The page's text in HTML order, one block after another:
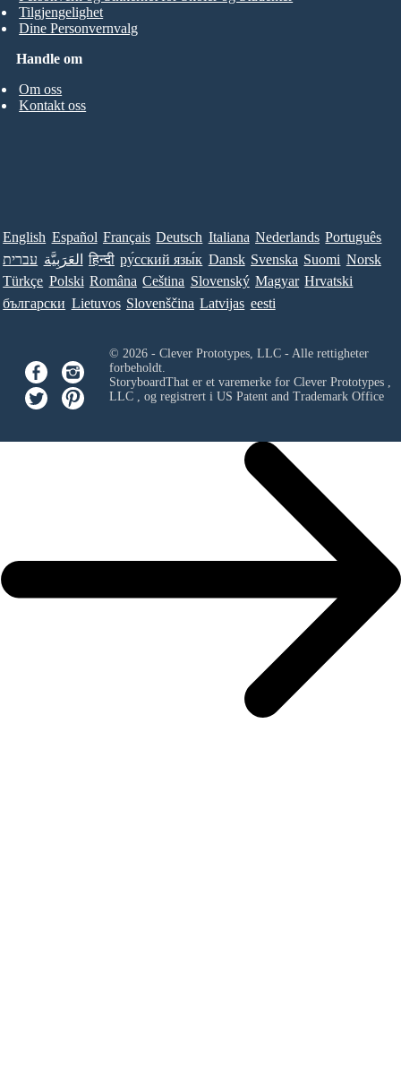
Handle om
Om oss
Kontakt oss
Tilgjengelighet
Dine Personvernvalg
English Español Français Deutsch Italiana Nederlands Português
עברית العَرَبِيَّة हिन्दी ру́сский язы́к Dansk Svenska Suomi Norsk
Türkçe Polski Româna Ceština Slovenský Magyar Hrvatski
български Lietuvos Slovenščina Latvijas eesti
© 2026 - Clever Prototypes, LLC - Alle rettigheter
forbeholdt.
StoryboardThat er et varemerke for Clever Prototypes ,
LLC, og registrert i US Patent and Trademark Office